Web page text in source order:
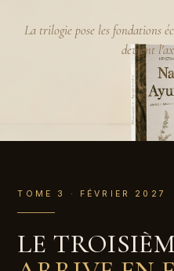
La trilogie pose les fondations
devient
TOME 3 · FÉVRIER 2027
LE